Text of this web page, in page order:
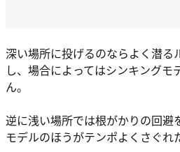
深い場所に投げるのならよく潜る
し、場合によってはシンキングモ
ん。
逆に浅い場所では根がかりの回避
モデルのほうがテンポよくさぐれ